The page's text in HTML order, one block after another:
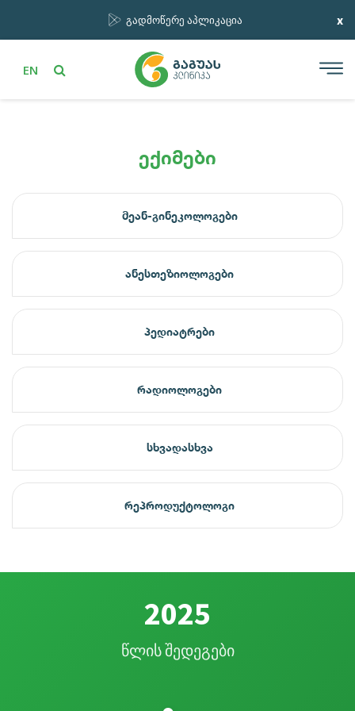
გადმოწერე აპლიკაცია x
EN
ექიმები
მეან-გინეკოლოგები
ანესთეზიოლოგები
პედიატრები
რადიოლოგები
სხვადასხვა
რეპროდუქტოლოგი
2025
წლის შედეგები